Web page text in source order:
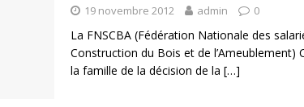
19 novembre 2012 admin 0
La FNSCBA (Fédération Nationale des
Construction du Bois et de l’Ameublement)
la famille de la décision de la […]